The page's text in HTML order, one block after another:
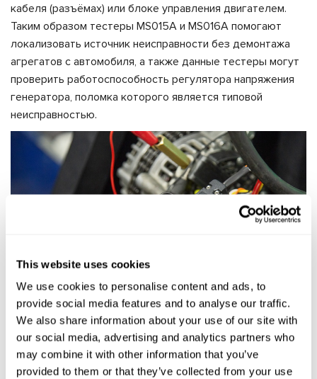
This website uses cookies
We use cookies to personalise content and ads, to
provide social media features and to analyse our traffic.
We also share information about your use of our site with
our social media, advertising and analytics partners who
may combine it with other information that you’ve
provided to them or that they’ve collected from your use
кабеля (разъёмах) или блоке управления двигателем.
Таким образом тестеры MS015A и MS016A помогают
локализовать источник неисправности без демонтажа
агрегатов с автомобиля, а также данные тестеры могут
проверить работоспособность регулятора напряжения
генератора, поломка которого является типовой
неисправностью.